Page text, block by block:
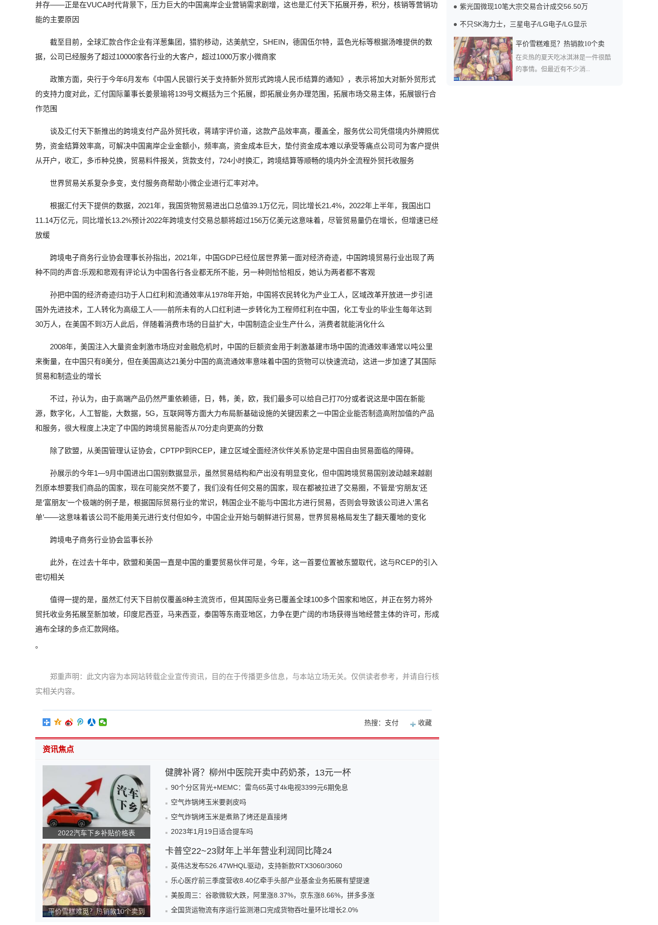
并存——正是在VUCA时代背景下，压力巨大的中国离岸企业营销需求剧增，这也是汇付天下拓展开券，积分，核销等营销功
能的主要原因
截至目前，全球汇款合作企业有洋葱集团，猎豹移动，达美航空，SHEIN，德国伍尔特，蓝色光标等根据汤唯提供的数
据，公司已经服务了超过10000家各行业的大客户，超过1000万家小微商家
政策方面，央行于今年6月发布《中国人民银行关于支持新外贸形式跨境人民币结算的通知》，表示将加大对新外贸形式
的支持力度对此，汇付国际董事长姜景瑜将139号文概括为三个拓展，即拓展业务办理范围，拓展市场交易主体，拓展银行合
作范围
谈及汇付天下新推出的跨境支付产品外贸托收，蒋靖宇评价道，这款产品效率高，覆盖全，服务优公司凭借境内外牌照优
势，资金结算效率高，可解决中国离岸企业金额小，频率高，资金成本巨大，垫付资金成本难以承受等痛点公司可为客户提供
从开户，收汇，多币种兑换，贸易料件报关，货款支付，724小时换汇，跨境结算等顺畅的境内外全流程外贸托收服务
世界贸易关系复杂多变，支付服务商帮助小微企业进行汇率对冲。
根据汇付天下提供的数据，2021年，我国货物贸易进出口总值39.1万亿元，同比增长21.4%，2022年上半年，我国出口
11.14万亿元，同比增长13.2%预计2022年跨境支付交易总额将超过156万亿美元这意味着，尽管贸易量仍在增长，但增速已经
放缓
跨境电子商务行业协会理事长孙指出，2021年，中国GDP已经位居世界第一面对经济奇迹，中国跨境贸易行业出现了两
种不同的声音:乐观和悲观有评论认为中国各行各业都无所不能，另一种则恰恰相反，她认为两者都不客观
孙把中国的经济奇迹归功于人口红利和流通效率从1978年开始，中国将农民转化为产业工人，区域改革开放进一步引进
国外先进技术，工人转化为高级工人——前所未有的人口红利进一步转化为工程师红利在中国，化工专业的毕业生每年达到
30万人，在美国不到3万人此后，伴随着消费市场的日益扩大，中国制造企业生产什么，消费者就能消化什么
2008年，美国注入大量资金刺激市场应对金融危机时，中国的巨额资金用于刺激基建市场中国的流通效率通常以吨公里
来衡量，在中国只有8美分，但在美国高达21美分中国的高流通效率意味着中国的货物可以快速流动，这进一步加速了其国际
贸易和制造业的增长
不过，孙认为，由于高端产品仍然严重依赖德，日，韩，美，欧，我们最多可以给自己打70分或者说这是中国在新能
源，数字化，人工智能，大数据，5G，互联网等方面大力布局新基础设施的关键因素之一中国企业能否制造高附加值的产品
和服务，很大程度上决定了中国的跨境贸易能否从70分走向更高的分数
除了欧盟，从美国管理认证协会，CPTPP到RCEP，建立区域全面经济伙伴关系协定是中国自由贸易面临的障碍。
孙展示的今年1—9月中国进出口国别数据显示，虽然贸易结构和产出没有明显变化，但中国跨境贸易国别波动越来越剧
烈原本想要我们商品的国家，现在可能突然不要了，我们没有任何交易的国家，现在都被拉进了交易圈，不管是‘穷朋友’还
是‘富朋友’一个极端的例子是，根据国际贸易行业的常识，韩国企业不能与中国北方进行贸易，否则会导致该公司进入‘黑名
单’——这意味着该公司不能用美元进行支付但如今，中国企业开始与朝鲜进行贸易，世界贸易格局发生了翻天覆地的变化
跨境电子商务行业协会监事长孙
此外，在过去十年中，欧盟和美国一直是中国的重要贸易伙伴可是，今年，这一首要位置被东盟取代，这与RCEP的引入
密切相关
值得一提的是，虽然汇付天下目前仅覆盖8种主流货币，但其国际业务已覆盖全球100多个国家和地区，并正在努力将外
贸托收业务拓展至新加坡，印度尼西亚，马来西亚，泰国等东南亚地区，力争在更广阔的市场获得当地经营主体的许可，形成
遍布全球的多点汇款网络。
。
郑重声明：此文内容为本网站转载企业宣传资讯，目的在于传播更多信息，与本站立场无关。仅供读者参考，并请自行核
实相关内容。
热搜：支付 收藏
资讯焦点
2022汽车下乡补贴价格表
平价雪糕难觅？热销款10个卖到
健脾补肾？柳州中医院开卖中药奶茶，13元一杯
90个分区背光+MEMC：雷鸟65英寸4k电视3399元6期免息
空气炸锅烤玉米要剥皮吗
空气炸锅烤玉米是煮熟了烤还是直接烤
2023年1月19日适合提车吗
卡普空22~23财年上半年营业利润同比降24
英伟达发布526.47WHQL驱动，支持新款RTX3060/3060
乐心医疗前三季度营收8.40亿牵手头部产业基金业务拓展有望提速
美股周三：谷歌微软大跌，阿里涨8.37%，京东涨8.66%，拼多多涨
全国货运物流有序运行监测港口完成货物吞吐量环比增长2.0%
紫光国微现10笔大宗交易合计成交56.50万
不只SK海力士，三星电子/LG电子/LG显示
平价雪糕难觅？热销款10个卖
在炎热的夏天吃冰淇淋是一件很酷
的事情。但最近有不少消...